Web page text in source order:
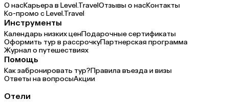
О насКарьера в Level.TravelОтзывы о насКонтакты
Ко-промо с Level.Travel
Инструменты
Календарь низких ценПодарочные сертификаты
Оформить тур в рассрочкуПартнерская программа
Журнал о путешествиях
Помощь
Как забронировать тур?Правила въезда и визы
Ответы на вопросыАкции
Отели